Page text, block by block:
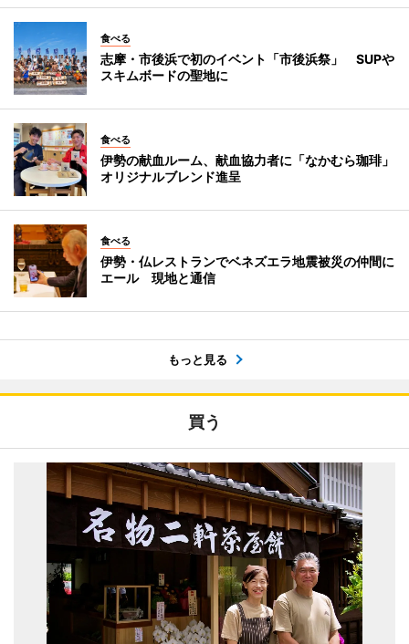
食べる
志摩・市後浜で初のイベント「市後浜祭」 SUPや
スキムボードの聖地に
食べる
伊勢の献血ルーム、献血協力者に「なかむら珈琲」
オリジナルブレンド進呈
食べる
伊勢・仏レストランでベネズエラ地震被災の仲間に
エール 現地と通信
もっと見る
買う